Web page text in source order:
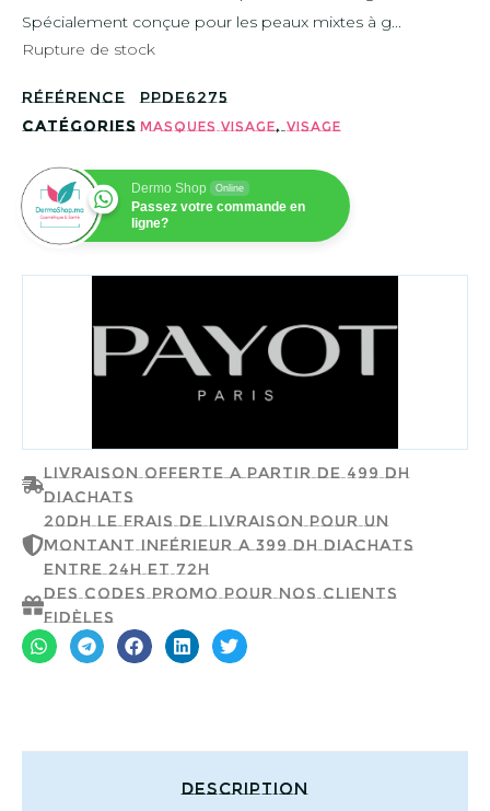
Spécialement conçue pour les peaux mixtes à g...
Rupture de stock
Référence
PPDE6275
Catégories Masques visage,Visage
Dermo Shop Online
Passez votre commande en
ligne?
PAYOT
Livraison offerte a partir de 499 dh
d'achats
20dh le frais de livraison pour un
montant inférieur a 399 dh d'achats
entre 24h et 72h
Des codes promo pour nos clients
fidèles
Description